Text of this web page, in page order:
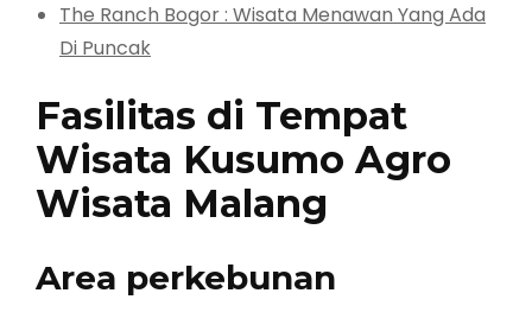
The Ranch Bogor : Wisata Menawan Yang Ada
Di Puncak
Fasilitas di Tempat
Wisata Kusumo Agro
Wisata Malang
Area perkebunan